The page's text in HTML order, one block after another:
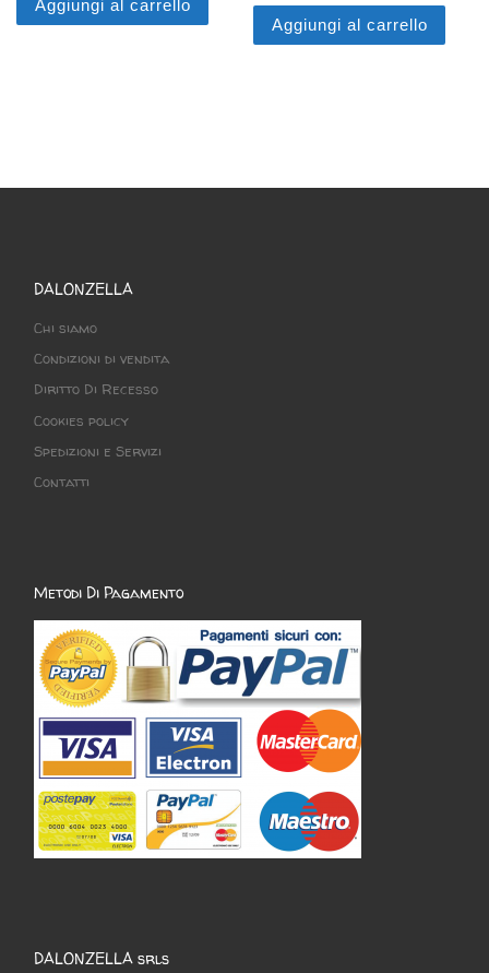
Aggiungi al carrello
Aggiungi al carrello
DALONZELLA
Chi siamo
Condizioni di vendita
Diritto Di Recesso
Cookies policy
Spedizioni e Servizi
Contatti
Metodi Di Pagamento
DALONZELLA srls